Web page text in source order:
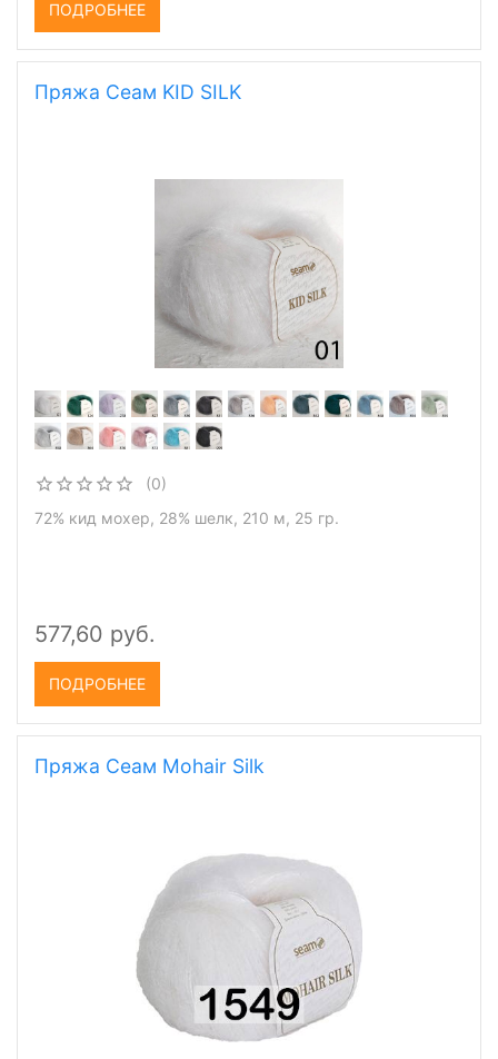
ПОДРОБНЕЕ
Пряжа Сеам KID SILK
(0)
72% кид мохер, 28% шелк, 210 м, 25 гр.
577,60 руб.
ПОДРОБНЕЕ
Пряжа Сеам Mohair Silk